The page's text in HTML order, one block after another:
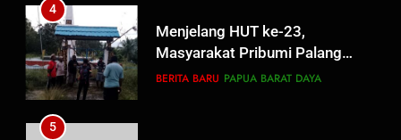
4
Menjelang HUT ke-23,
Masyarakat Pribumi Palang
Tugu Sejarah Trikora
BERITA BARU PAPUA BARAT DAYA
5